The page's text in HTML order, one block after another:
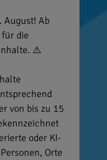
August! Ab
die
⚠️
von bis zu 15
oder KI-
Orte